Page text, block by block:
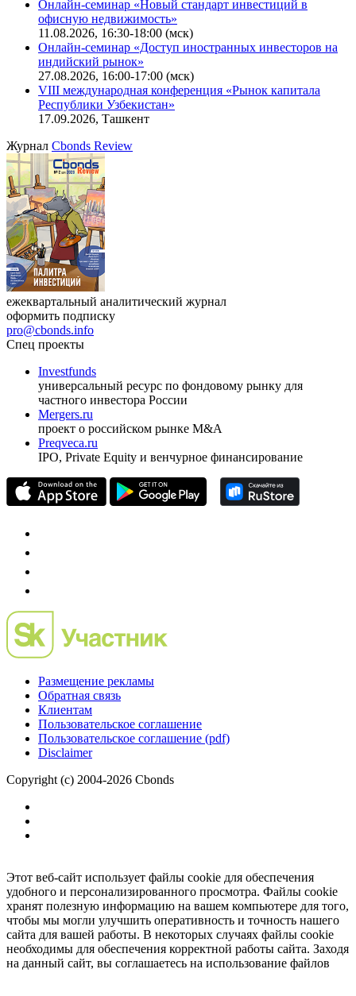
Онлайн-семинар «Новый стандарт инвестиций в
офисную недвижимость»
11.08.2026, 16:30-18:00 (мск)
Онлайн-семинар «Доступ иностранных инвесторов на
индийский рынок»
27.08.2026, 16:00-17:00 (мск)
VIII международная конференция «Рынок капитала
Республики Узбекистан»
17.09.2026, Ташкент
Журнал Cbonds Review
ежеквартальный аналитический журнал
оформить подписку
pro@cbonds.info
Спец проекты
Investfunds
универсальный ресурс по фондовому рынку для
частного инвестора России
Mergers.ru
проект о российском рынке M&A
Preqveca.ru
IPO, Private Equity и венчурное финансирование
Размещение рекламы
Обратная связь
Клиентам
Пользовательское соглашение
Пользовательское соглашение (pdf)
Disclaimer
Copyright (c) 2004-2026 Cbonds
Этот веб-сайт использует файлы cookie для обеспечения
удобного и персонализированного просмотра. Файлы cookie
хранят полезную информацию на вашем компьютере для того,
чтобы мы могли улучшить оперативность и точность нашего
сайта для вашей работы. В некоторых случаях файлы cookie
необходимы для обеспечения корректной работы сайта. Заходя
на данный сайт, вы соглашаетесь на использование файлов